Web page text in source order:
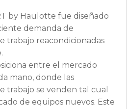
by Haulotte fue diseñado
demanda de
trabajo reacondicionadas
entre el mercado
mano, donde las
trabajo se venden tal cual
de equipos nuevos. Este